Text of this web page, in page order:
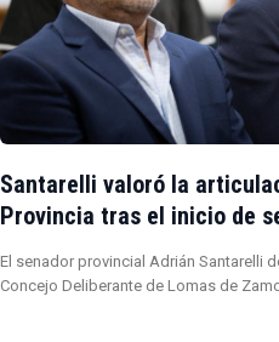
Santarelli valoró la
Provincia tras el inicio de
El senador provincial Adrián Santarelli
Concejo Deliberante de Lomas de